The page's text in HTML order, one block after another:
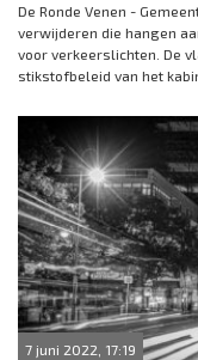
De Ronde Venen -
verwijderen die hangen
voor verkeerslichten. De
stikstofbeleid van het
7 juni 2022, 17:19